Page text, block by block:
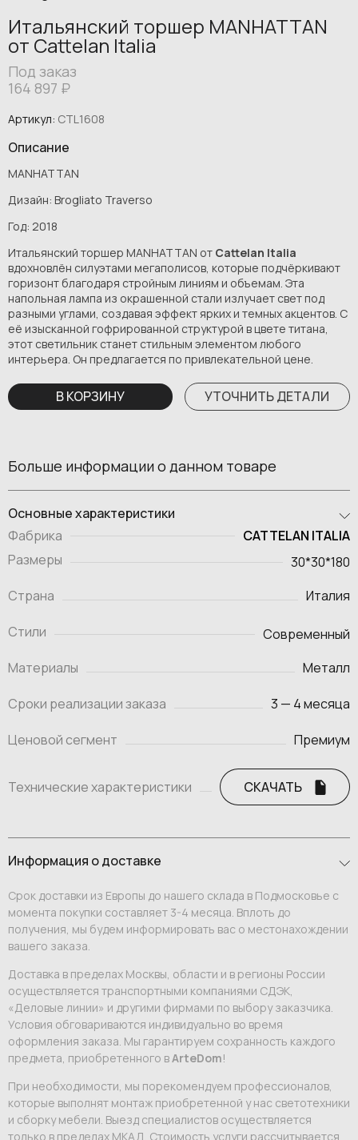
Итальянский торшер MANHATTAN
от Cattelan Italia
Под заказ
164 897 ₽
Артикул: CTL1608
Описание
MANHATTAN
Дизайн: Brogliato Traverso
Год: 2018
Итальянский торшер MANHATTAN от Cattelan Italia
вдохновлён силуэтами мегаполисов, которые подчёркивают
горизонт благодаря стройным линиям и объемам. Эта
напольная лампа из окрашенной стали излучает свет под
разными углами, создавая эффект ярких и темных акцентов. С
её изысканной гофрированной структурой в цвете титана,
этот светильник станет стильным элементом любого
интерьера. Он предлагается по привлекательной цене.
В КОРЗИНУ УТОЧНИТЬ ДЕТАЛИ
Больше информации о данном товаре
Основные характеристики
Фабрика
CATTELAN ITALIA
Страна Италия
Стили
Современный
Материалы
Металл
Сроки реализации заказа 3 — 4 месяца
Ценовой сегмент Премиум
Технические характеристики СКАЧАТЬ
Размеры 30*30*180
Информация о доставке
Срок доставки из Европы до нашего склада в Подмосковье с
момента покупки составляет 3-4 месяца. Вплоть до
получения, мы будем информировать вас о местонахождении
вашего заказа.
Доставка в пределах Москвы, области и в регионы России
осуществляется транспортными компаниями СДЭК,
«Деловые линии» и другими фирмами по выбору заказчика.
Условия обговариваются индивидуально во время
оформления заказа. Мы гарантируем сохранность каждого
предмета, приобретенного вArteDom!
При необходимости, мы порекомендуем профессионалов,
которые выполнят монтаж приобретенной у нас светотехники
и сборку мебели. Выезд специалистов осуществляется
только в пределах МКАД. Стоимость услуги рассчитывается